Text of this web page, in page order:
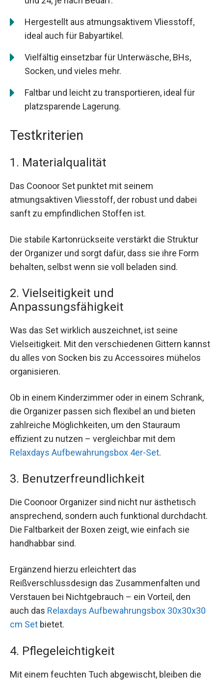
Hergestellt aus atmungsaktivem Vliesstoff,
ideal auch für Babyartikel.
Vielfältig einsetzbar für Unterwäsche, BHs,
Socken, und vieles mehr.
Faltbar und leicht zu transportieren, ideal für
platzsparende Lagerung.
Testkriterien
1. Materialqualität
Das Coonoor Set punktet mit seinem
atmungsaktiven Vliesstoff, der robust und dabei
sanft zu empfindlichen Stoffen ist.
Die stabile Kartonrückseite verstärkt die Struktur
der Organizer und sorgt dafür, dass sie ihre Form
behalten, selbst wenn sie voll beladen sind.
2. Vielseitigkeit und
Anpassungsfähigkeit
Was das Set wirklich auszeichnet, ist seine
Vielseitigkeit. Mit den verschiedenen Gittern kannst
du alles von Socken bis zu Accessoires mühelos
organisieren.
Ob in einem Kinderzimmer oder in einem Schrank,
die Organizer passen sich flexibel an und bieten
zahlreiche Möglichkeiten, um den Stauraum
effizient zu nutzen – vergleichbar mit dem
Relaxdays Aufbewahrungsbox 4er-Set.
3. Benutzerfreundlichkeit
Die Coonoor Organizer sind nicht nur ästhetisch
ansprechend, sondern auch funktional durchdacht.
Die Faltbarkeit der Boxen zeigt, wie einfach sie
handhabbar sind.
Ergänzend hierzu erleichtert das
Reißverschlussdesign das Zusammenfalten und
Verstauen bei Nichtgebrauch – ein Vorteil, den
auch das Relaxdays Aufbewahrungsbox 30x30x30
cm Set bietet.
4. Pflegeleichtigkeit
Mit einem feuchten Tuch abgewischt, bleiben die